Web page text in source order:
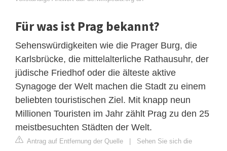
Für was ist Prag bekannt?
Sehenswürdigkeiten wie die Prager Burg, die
Karlsbrücke, die mittelalterliche Rathausuhr, der
jüdische Friedhof oder die älteste aktive
Synagoge der Welt machen die Stadt zu einem
beliebten touristischen Ziel. Mit knapp neun
Millionen Touristen im Jahr zählt Prag zu den 25
meistbesuchten Städten der Welt.
Antrag auf Entfernung der Quelle | Sehen Sie sich die